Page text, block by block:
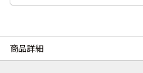
商品詳細